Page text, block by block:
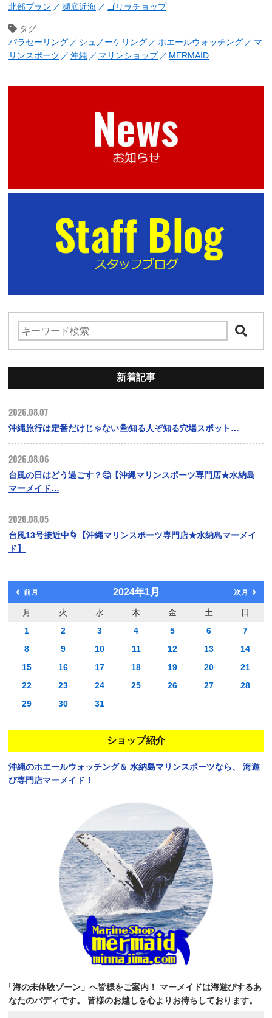
北部プラン 瀬底近海 ゴリラチョップ
タグ
パラセーリング
シュノーケリング ホエールウォッチング
マ
リンスポーツ
沖縄 マリンショップ MERMAID
新着記事
2026.08.07
沖縄旅行は定番だけじゃない🏝️知る人ぞ知る穴場スポット…
2026.08.06
台風の日はどう過ごす？🤔【沖縄マリンスポーツ専門店★水納島
マーメイド…
2026.08.05
台風13号接近中🌀【沖縄マリンスポーツ専門店★水納島マーメイ
ド】
前月 2024年1月 次月
月 火 水 木 金 土
日
1
2 3 4 5 6
7
8
9 10 11 12 13
14
15
16 17 18 19 20
21
22
23 24 25 26 27
28
29
30 31
ショップ紹介
沖縄のホエールウォッチング＆ 水納島マリンスポーツなら、
海遊
び専門店マーメイド！
「海の未体験ゾーン」へ皆様をご案内！
マーメイドは海遊びするあ
なたのバディです。
皆様のお越しを心よりお待ちしております。